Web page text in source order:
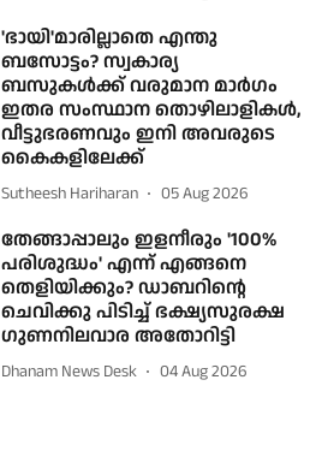
'ഭായി'മാരില്ലാതെ എന്തു
ബസോട്ടം? സ്വകാര്യ
ബസുകള്‍ക്ക് വരുമാന മാര്‍ഗം
ഇതര സംസ്ഥാന തൊഴിലാളികള്‍,
വീട്ടുഭരണവും ഇനി അവരുടെ
കൈകളിലേക്ക്‌
Sutheesh Hariharan 05 Aug 2026
തേങ്ങാപ്പാലും ഇളനീരും '100%
പരിശുദ്ധം' എന്ന് എങ്ങനെ
തെളിയിക്കും? ഡാബറിന്റെ
ചെവിക്കു പിടിച്ച് ഭക്ഷ്യസുരക്ഷ
ഗുണനിലവാര അതോറിട്ടി
Dhanam News Desk 04 Aug 2026